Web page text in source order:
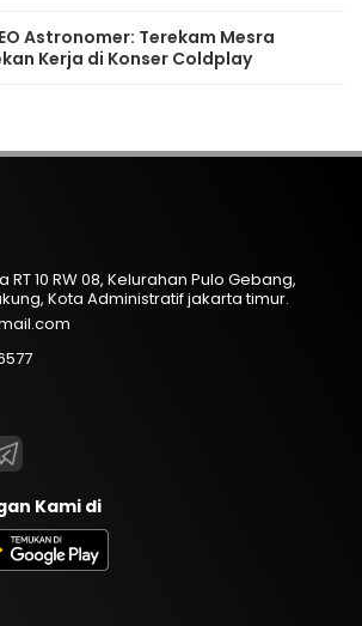
Astronomer: Terekam Mesra
Kerja di Konser Coldplay
RT 10 RW 08, Kelurahan Pulo Gebang,
Kota Administratif jakarta timur.
Kami di